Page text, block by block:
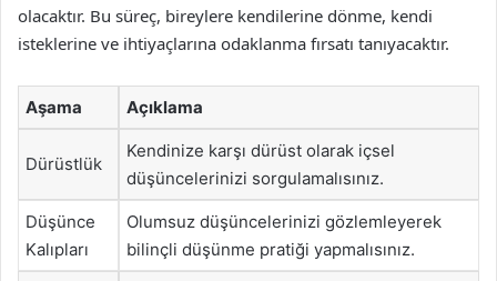
olacaktır. Bu süreç, bireylere kendilerine dönme, kendi
isteklerine ve ihtiyaçlarına odaklanma fırsatı tanıyacaktır.
Aşama Açıklama
Dürüstlük
Kendinize karşı dürüst olarak içsel
düşüncelerinizi sorgulamalısınız.
Düşünce
Kalıpları
Olumsuz düşüncelerinizi gözlemleyerek
bilinçli düşünme pratiği yapmalısınız.